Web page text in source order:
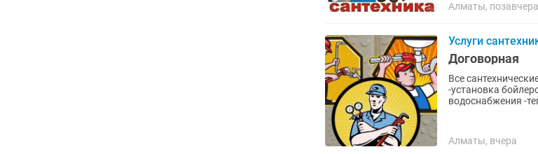
Алматы, позавчера
Услуги
Договорная
Все сантехнические работы. -установка котлов газовых/
-установка
Алматы, вчера